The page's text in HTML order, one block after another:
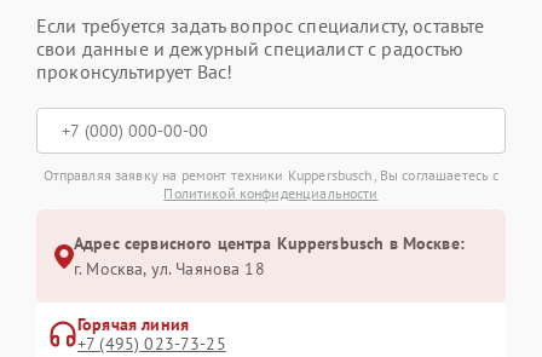
Если требуется задать вопрос специалисту, оставьте
свои данные и дежурный специалист с радостью
проконсультирует Вас!
Отправляя заявку на ремонт техники Kuppersbusch, Вы соглашаетесь с
Политикой конфиденциальности
Адрес сервисного центра Kuppersbusch в Москве:
г. Москва, ул. Чаянова 18
Горячая линия
+7 (495) 023-73-25